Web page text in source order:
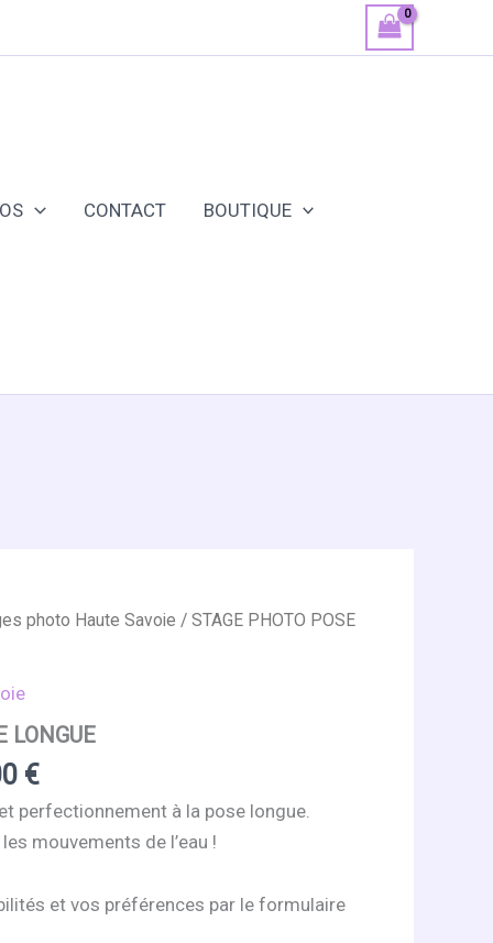
CONTACT
BOUTIQUE
photo Haute Savoie / STAGE PHOTO POSE
LONGUE
€Plage
de
prix :
à
perfectionnement à la pose longue.
mouvements de l’eau !
et vos préférences par le formulaire